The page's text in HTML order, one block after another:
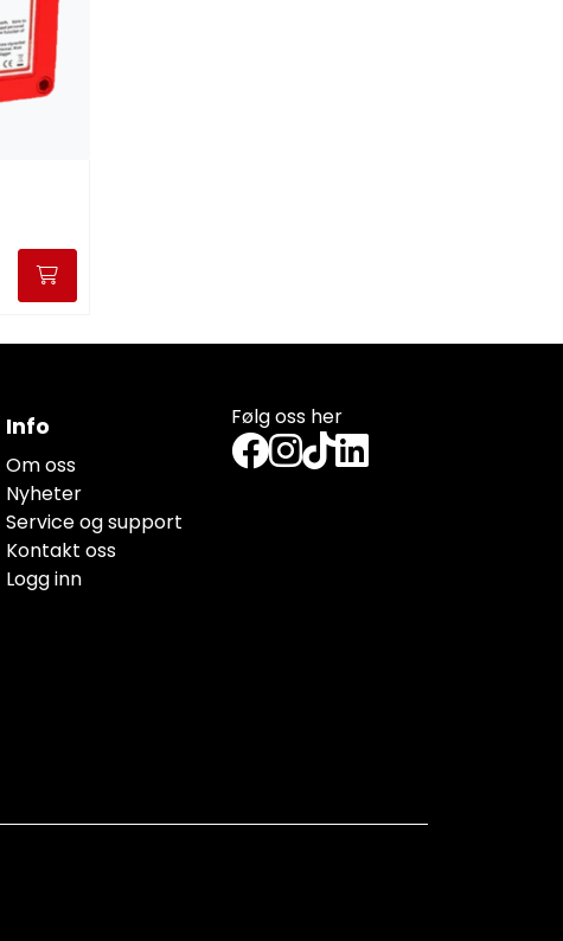
Følg oss her
Info
Om oss
Nyheter
Service og support
Kontakt oss
Logg inn